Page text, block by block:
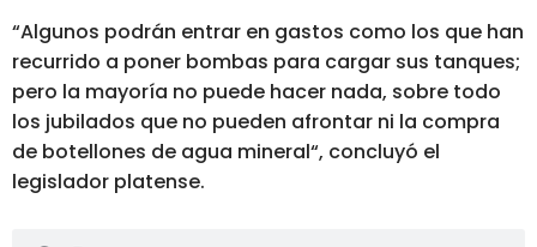
“Algunos podrán entrar en gastos como los que han
recurrido a poner bombas para cargar sus tanques;
pero la mayoría no puede hacer nada, sobre todo
los jubilados que no pueden afrontar ni la compra
de botellones de agua mineral“, concluyó el
legislador platense.